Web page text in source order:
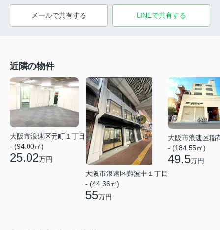
メールで共有する LINEで共有する
近隣の物件
大阪市浪速区元町１丁目
- (94.00㎡)
25.02万円
大阪市浪速区難波中１丁目
- (44.36㎡)
55万円
大阪市浪速区稲
- (184.55㎡)
49.5万円